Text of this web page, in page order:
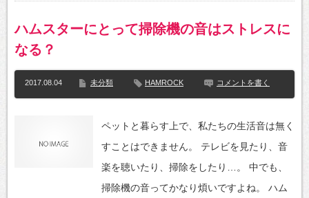
ハムスターにとって掃除機の音はストレスに
なる？
2017.08.04 未分類 HAMROCK コメントを書く
ペットと暮らす上で、私たちの生活音は無く
すことはできません。 テレビを見たり、音
楽を聴いたり、掃除をしたり…。 中でも、
掃除機の音ってかなり煩いですよね。 ハム